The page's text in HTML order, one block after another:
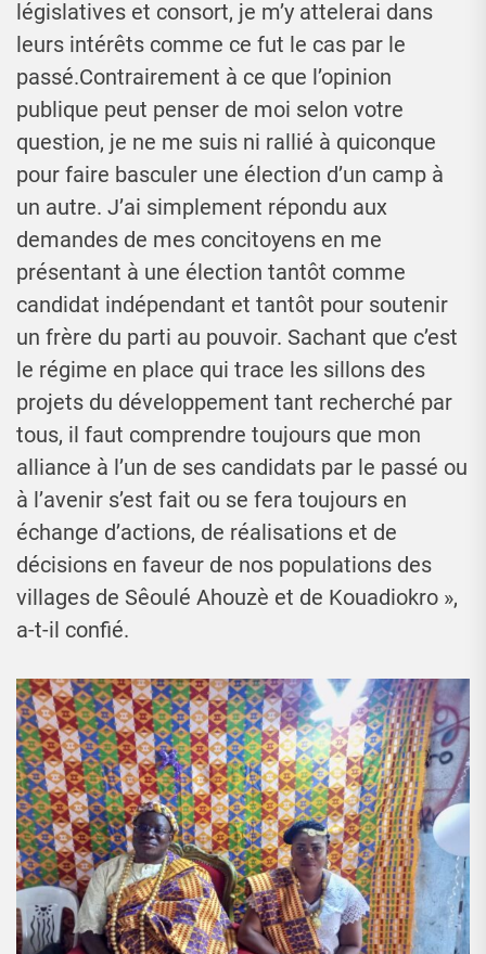
législatives et consort, je m’y attelerai dans
leurs intérêts comme ce fut le cas par le
passé.Contrairement à ce que l’opinion
publique peut penser de moi selon votre
question, je ne me suis ni rallié à quiconque
pour faire basculer une élection d’un camp à
un autre. J’ai simplement répondu aux
demandes de mes concitoyens en me
présentant à une élection tantôt comme
candidat indépendant et tantôt pour soutenir
un frère du parti au pouvoir. Sachant que c’est
le régime en place qui trace les sillons des
projets du développement tant recherché par
tous, il faut comprendre toujours que mon
alliance à l’un de ses candidats par le passé ou
à l’avenir s’est fait ou se fera toujours en
échange d’actions, de réalisations et de
décisions en faveur de nos populations des
villages de Sêoulé Ahouzè et de Kouadiokro »,
a-t-il confié.